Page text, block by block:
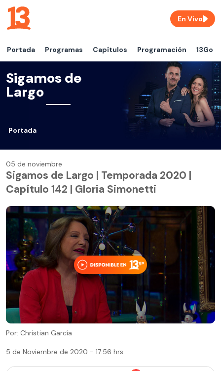
Portada Programas Capítulos Programación 13Go
En Vivo
Sigamos de
Largo
Portada
05 de noviembre
Sigamos de Largo | Temporada 2020 |
Capítulo 142 | Gloria Simonetti
Por: Christian García
5 de Noviembre de 2020 - 17:56 hrs.